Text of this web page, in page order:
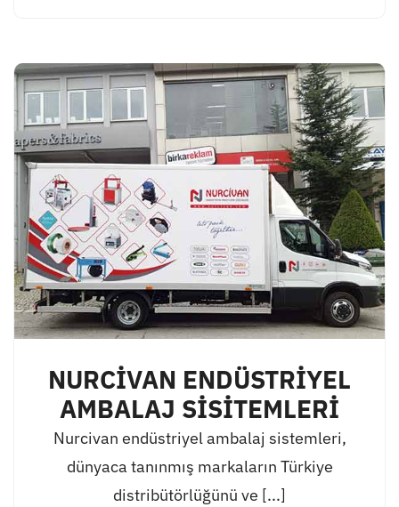
NURCİVAN ENDÜSTRİYEL
AMBALAJ SİSİTEMLERİ
Nurcivan endüstriyel ambalaj sistemleri,
dünyaca tanınmış markaların Türkiye
distribütörlüğünü ve [...]